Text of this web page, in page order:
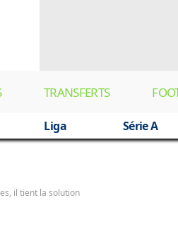
TRANSFERTS
Liga Série A
il tient la solution